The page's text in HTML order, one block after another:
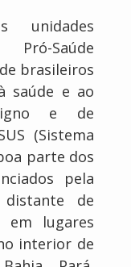
unidades
Saúde
brasileiros
saúde e ao
e de
(Sistema
parte dos
pela
distante de
em lugares
interior de